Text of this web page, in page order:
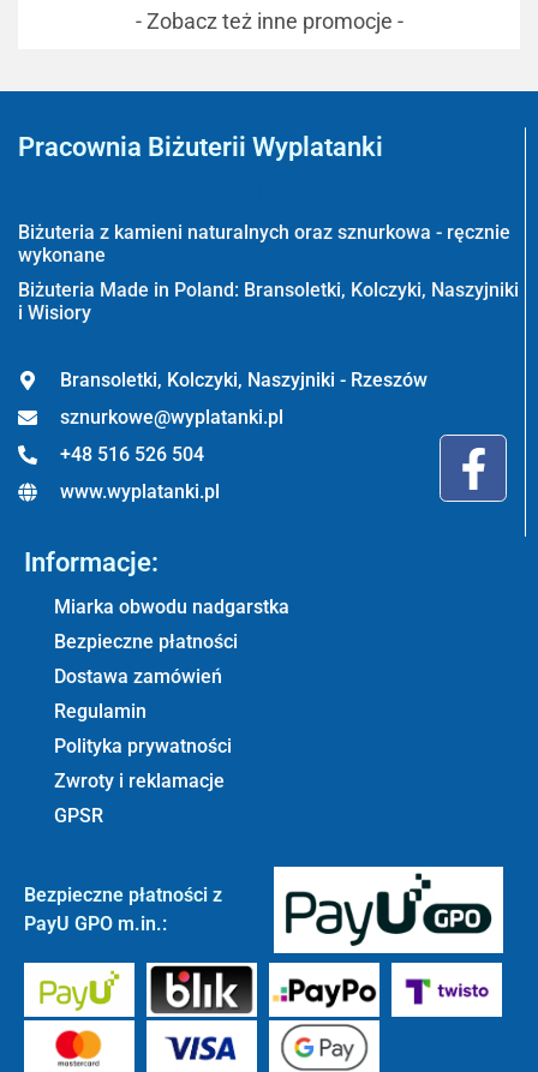
- Zobacz też inne promocje -
Pracownia Biżuterii Wyplatanki
Biżuteria z kamieni naturalnych oraz sznurkowa - ręcznie
wykonane
Biżuteria Made in Poland: Bransoletki, Kolczyki, Naszyjniki
i Wisiory
Bransoletki, Kolczyki, Naszyjniki - Rzeszów
sznurkowe@wyplatanki.pl
+48 516 526 504
www.wyplatanki.pl
Informacje:
Miarka obwodu nadgarstka
Bezpieczne płatności
Dostawa zamówień
Regulamin
Polityka prywatności
Zwroty i reklamacje
GPSR
Bezpieczne płatności z
PayU GPO m.in.: